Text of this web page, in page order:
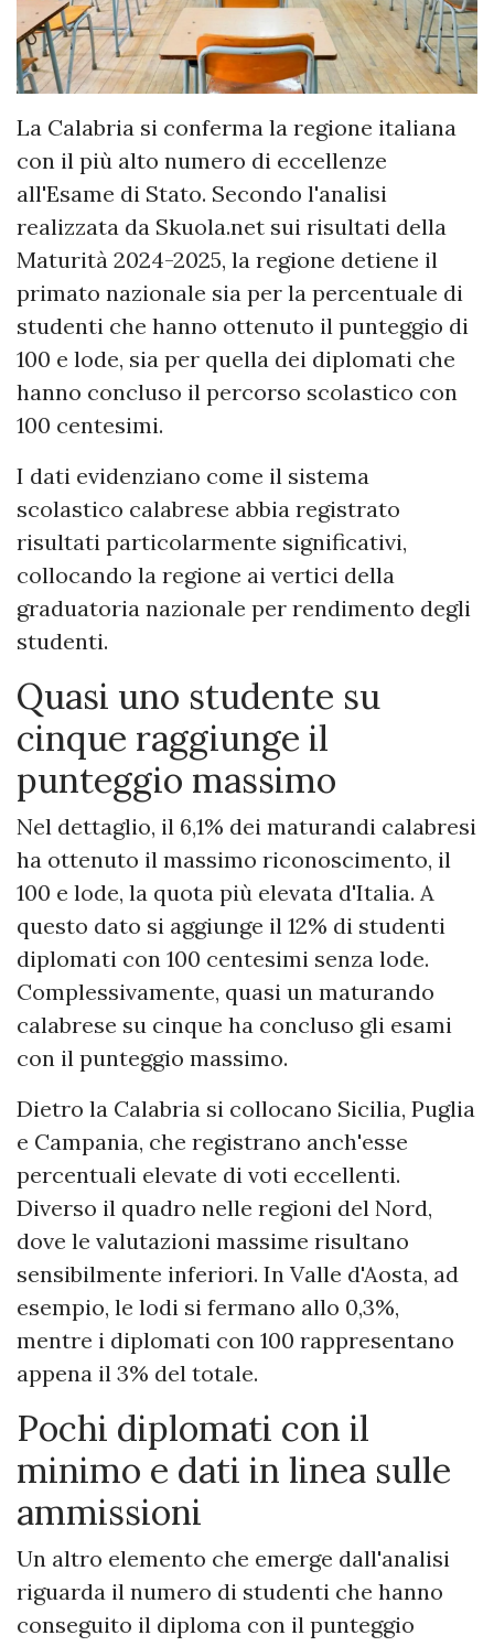
La Calabria si conferma la regione italiana
con il più alto numero di eccellenze
all'Esame di Stato. Secondo l'analisi
realizzata da Skuola.net sui risultati della
Maturità 2024-2025, la regione detiene il
primato nazionale sia per la percentuale di
studenti che hanno ottenuto il punteggio di
100 e lode, sia per quella dei diplomati che
hanno concluso il percorso scolastico con
100 centesimi.
I dati evidenziano come il sistema
scolastico calabrese abbia registrato
risultati particolarmente significativi,
collocando la regione ai vertici della
graduatoria nazionale per rendimento degli
studenti.
Quasi uno studente su
cinque raggiunge il
punteggio massimo
Nel dettaglio, il 6,1% dei maturandi calabresi
ha ottenuto il massimo riconoscimento, il
100 e lode, la quota più elevata d'Italia. A
questo dato si aggiunge il 12% di studenti
diplomati con 100 centesimi senza lode.
Complessivamente, quasi un maturando
calabrese su cinque ha concluso gli esami
con il punteggio massimo.
Dietro la Calabria si collocano Sicilia, Puglia
e Campania, che registrano anch'esse
percentuali elevate di voti eccellenti.
Diverso il quadro nelle regioni del Nord,
dove le valutazioni massime risultano
sensibilmente inferiori. In Valle d'Aosta, ad
esempio, le lodi si fermano allo 0,3%,
mentre i diplomati con 100 rappresentano
appena il 3% del totale.
Pochi diplomati con il
minimo e dati in linea sulle
ammissioni
Un altro elemento che emerge dall'analisi
riguarda il numero di studenti che hanno
conseguito il diploma con il punteggio